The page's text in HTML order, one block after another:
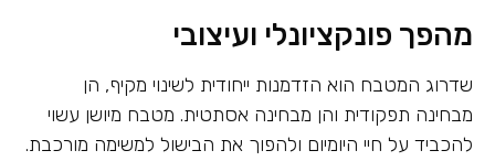
מהפך פונקציונלי ועיצובי
שדרוג המטבח הוא הזדמנות ייחודית לשינוי מקיף, הן
מבחינה תפקודית והן מבחינה אסתטית. מטבח מיושן עשוי
להכביד על חיי היומיום ולהפוך את הבישול למשימה מורכבת.